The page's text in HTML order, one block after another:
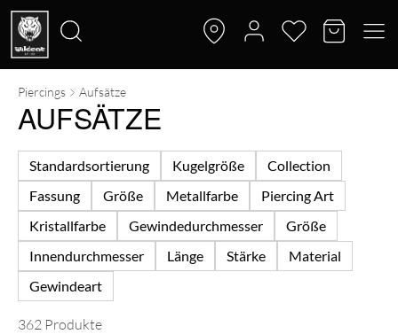
Suche
nach:
Piercings Aufsätze
AUFSÄTZE
Standardsortierung Kugelgröße
Collection
Fassung
Größe Metallfarbe
Piercing Art
Kristallfarbe
Gewindedurchmesser
Größe
Innendurchmesser
Länge Stärke
Material
Gewindeart
362 Produkte